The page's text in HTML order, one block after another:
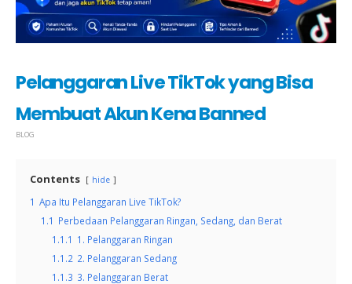
Pelanggaran Live TikTok yang Bisa
Membuat Akun Kena Banned
BLOG
Contents hide
1 Apa Itu Pelanggaran Live TikTok?
1.1 Perbedaan Pelanggaran Ringan, Sedang, dan Berat
1.1.1 1. Pelanggaran Ringan
1.1.2 2. Pelanggaran Sedang
1.1.3 3. Pelanggaran Berat